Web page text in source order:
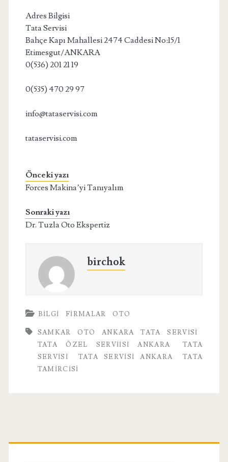
Adres Bilgisi
Tata Servisi
Bahçe Kapı Mahallesi 2474 Caddesi No:15/1
Etimesgut/ANKARA
0(536) 201 21 19
0(535) 470 29 97
info@tataservisi.com
tataservisi.com
Önceki yazı
Forces Makina’yi Tanıyalım
Sonraki yazı
Dr. Tuzla Oto Ekspertiz
birchok
BILGI FIRMALAR OTO
SAMKAR OTO ANKARA TATA SERVISI
TATA ÖZEL SERVIISI ANKARA
TATA
SERVISI
TATA SERVISI ANKARA
TATA
TAMIRCISI
Birincil